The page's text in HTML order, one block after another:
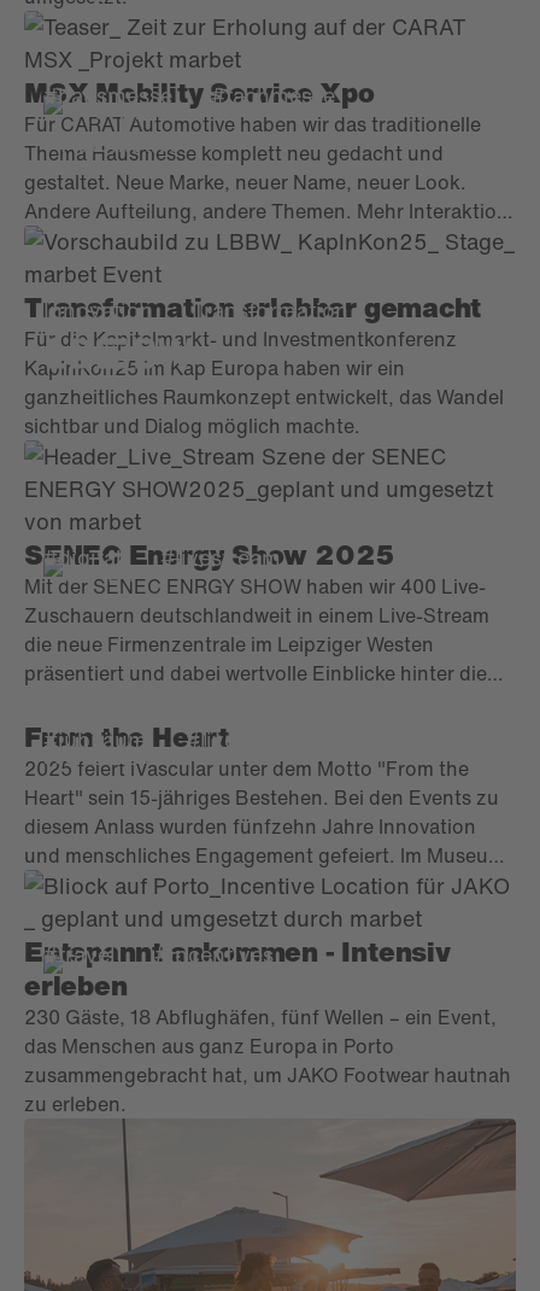
#hausmesse #fachmesse
MSX Mobility Service Xpo
Für CARAT Automotive haben wir das traditionelle
Thema Hausmesse komplett neu gedacht und
gestaltet. Neue Marke, neuer Name, neuer Look.
Andere Aufteilung, andere Themen. Mehr Interaktion,
Austausch, Information und höherer
Individualisierungsgrad.
Innovation Transformation
Transformation erlebbar gemacht
Für die Kapitalmarkt- und Investmentkonferenz
KapInKon25 im Kap Europa haben wir ein
ganzheitliches Raumkonzept entwickelt, das Wandel
sichtbar und Dialog möglich machte.
#digital #livestream
SENEC Energy Show 2025
Mit der SENEC ENRGY SHOW haben wir 400 Live-
Zuschauern deutschlandweit in einem Live-Stream
die neue Firmenzentrale im Leipziger Westen
präsentiert und dabei wertvolle Einblicke hinter die
iVascular
#jubiläum #live
From the Heart
2025 feiert iVascular unter dem Motto "From the
Heart" sein 15-jähriges Bestehen. Bei den Events zu
diesem Anlass wurden fünfzehn Jahre Innovation
und menschliches Engagement gefeiert. Im Museu
Marítim trafen sich dazu im Juli mehr als 500
Mitarbeiter zu einem Unternehmenstag voller
Emotionen. Ebenso begeistert feierte iVascular im
September 2025 im Llotja de Mar mit 200 Ärzten und
Händlern aus aller Welt bei einer imposanten Gala
den Geburtstag . Zwei unterschiedliche Feiern, die
jedoch durch den gleichen Herzschlag vereint waren:
die Leidenschaft und Menschlichkeit, die iVascular
vorantreiben.
#travel #incentives
Entspannt ankommen - Intensiv
erleben
230 Gäste, 18 Abflughäfen, fünf Wellen – ein Event,
das Menschen aus ganz Europa in Porto
zusammengebracht hat, um JAKO Footwear hautnah
zu erleben.